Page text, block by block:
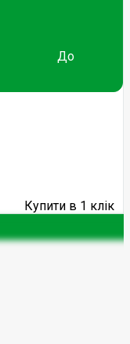
До
Купити в 1 клік